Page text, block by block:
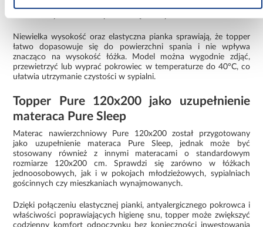
Niewielka wysokość oraz elastyczna pianka sprawiają, że topper
łatwo dopasowuje się do powierzchni spania i nie wpływa
znacząco na wysokość łóżka. Model można wygodnie zdjąć,
przewietrzyć lub wyprać pokrowiec w temperaturze do 40°C, co
ułatwia utrzymanie czystości w sypialni.
Topper Pure 120x200 jako uzupełnienie
materaca Pure Sleep
Materac nawierzchniowy Pure 120x200 został przygotowany
jako uzupełnienie materaca Pure Sleep, jednak może być
stosowany również z innymi materacami o standardowym
rozmiarze 120x200 cm. Sprawdzi się zarówno w łóżkach
jednoosobowych, jak i w pokojach młodzieżowych, sypialniach
gościnnych czy mieszkaniach wynajmowanych.
Dzięki połączeniu elastycznej pianki, antyalergicznego pokrowca i
właściwości poprawiających higienę snu, topper może zwiększyć
codzienny komfort odpoczynku bez konieczności inwestowania